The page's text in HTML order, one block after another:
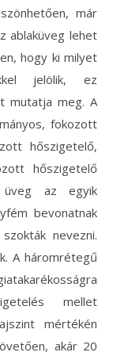
már
ablaküveg lehet
hogy ki milyet
jelölik, ez
mutatja meg. A
fokozott
hőszigetelő,
hőszigetelő
az egyik
bevonatnak
nevezni.
A háromrétegű
mellet
mértékén
akár 20